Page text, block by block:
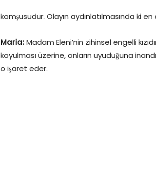
komşusudur. Olayın aydınlatılmasında ki
Maria:Madam Eleni’nin zihinsel engelli
koyulması üzerine, onların uyuduğuna
o işaret eder.